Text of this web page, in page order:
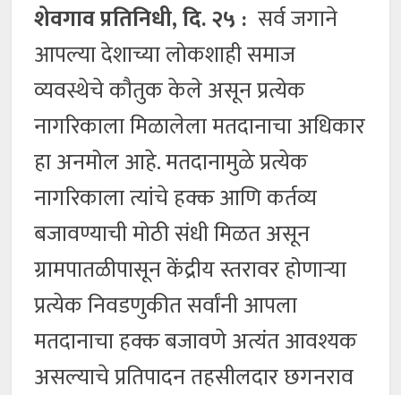
शेवगाव प्रतिनिधी, दि. २५ :सर्व जगाने
आपल्या देशाच्या लोकशाही समाज
व्यवस्थेचे कौतुक केले असून प्रत्येक
नागरिकाला मिळालेला मतदानाचा अधिकार
हा अनमोल आहे. मतदानामुळे प्रत्येक
नागरिकाला त्यांचे हक्क आणि कर्तव्य
बजावण्याची मोठी संधी मिळत असून
ग्रामपातळीपासून केंद्रीय स्तरावर होणाऱ्या
प्रत्येक निवडणुकीत सर्वांनी आपला
मतदानाचा हक्क बजावणे अत्यंत आवश्यक
असल्याचे प्रतिपादन तहसीलदार छगनराव